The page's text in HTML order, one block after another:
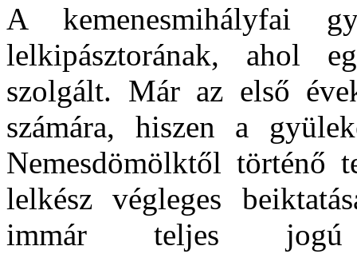
A kemenesmihályfai
lelkipásztorának, ahol
szolgált. Már az első
számára, hiszen a
Nemesdömölktől történő
lelkész végleges
immár teljes jogú